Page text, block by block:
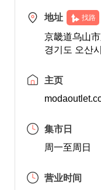
地址 找路
京畿道乌山
경기도 오산
主页
集市日
周一至周日
营业时间